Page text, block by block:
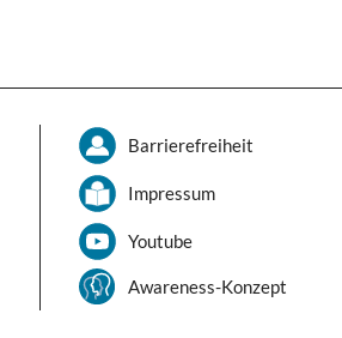
Barrierefreiheit
Impressum
Youtube
Awareness-Konzept